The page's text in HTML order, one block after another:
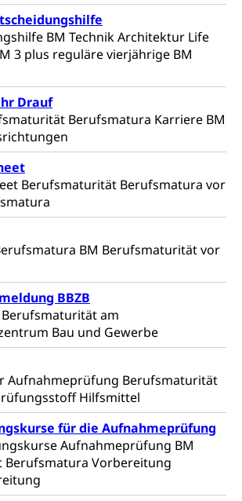
BM Technik Architektur Life
3 plus reguläre vierjährige BM
Drauf
Berufsmatura Karriere BM
Berufsmaturität Berufsmatura vor
BM Berufsmaturität vor
BBZB
am
Bau und Gewerbe
Aufnahmeprüfung Berufsmaturität
Hilfsmittel
für die Aufnahmeprüfung
Aufnahmeprüfung BM
Vorbereitung
Schlichtungsstelle,
Mediation
Beschwerden (Volksschulen)
Strassenverkehrsamt
Spitäler
SEG
Fremdenfeindlichkeit,
Schutz vor Diskriminierung
(fabia)
vor Diskriminierung
Strafverfahren
Gerichtsverfahren,
Strafregisterauszug,
Staatsanwaltschaft
bestellen (EJPD)
Mündel,
Kindesschutz,
Erwachsenenschutz KESB
im
Kehrichtabfuhr, Müllabfuhr
und Entsorgung
für Abfallentsorgung
und Landschaft
Gewässerschutz,